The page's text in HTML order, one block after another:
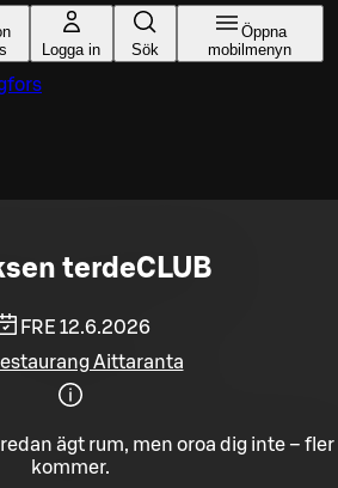
Logga in Sök
Öppna
mobilmenyn
terdeCLUB
FRE 12.6.2026
Aittaranta
ägt rum, men oroa dig inte – fler
kommer.